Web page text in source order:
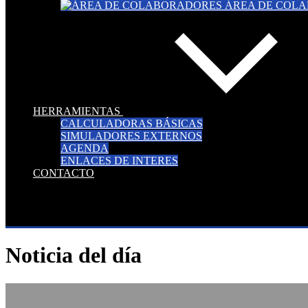
ÁREA DE
HERRAMIENTAS
CALCULADORAS BÁSICAS
SIMULADORES EXTERNOS
AGENDA
ENLACES DE INTERES
CONTACTO
Noticia del día